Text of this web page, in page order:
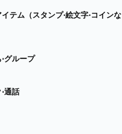
テム（スタンプ⋅絵文字⋅コインな
グループ
通話